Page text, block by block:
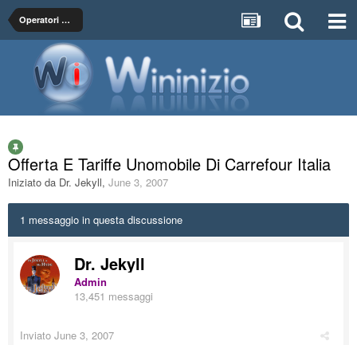
Operatori Mobili Virtuali & Satellitari
Offerta E Tariffe Unomobile Di Carrefour Italia
Iniziato da Dr. Jekyll, June 3, 2007
1 messaggio in questa discussione
Dr. Jekyll
Admin
13,451 messaggi
Inviato June 3, 2007